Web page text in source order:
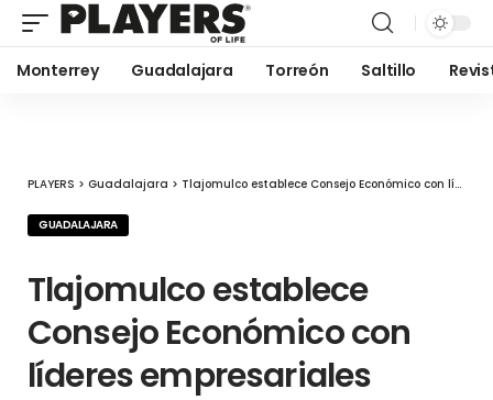
Monterrey Guadalajara Torreón Saltillo
PLAYERS > Guadalajara > Tlajomulco establece Consejo Económico con líderes empresariales
GUADALAJARA
Tlajomulco establece
Consejo Económico con
líderes empresariales